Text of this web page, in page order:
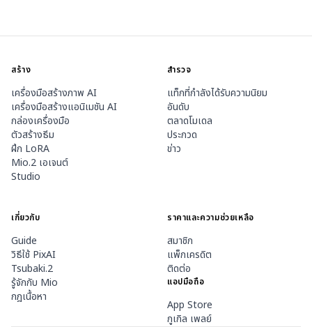
สร้าง
เครื่องมือสร้างภาพ AI
เครื่องมือสร้างแอนิเมชัน AI
กล่องเครื่องมือ
ตัวสร้างธีม
ฝึก LoRA
Mio.2 เอเจนต์
Studio
สำรวจ
แท็กที่กำลังได้รับความนิยม
อันดับ
ตลาดโมเดล
ประกวด
ข่าว
เกี่ยวกับ
Guide
วิธีใช้ PixAI
Tsubaki.2
รู้จักกับ Mio
กฎเนื้อหา
ราคาและความช่วยเหลือ
สมาชิก
แพ็กเครดิต
ติดต่อ
แอปมือถือ
App Store
กูเกิล เพลย์